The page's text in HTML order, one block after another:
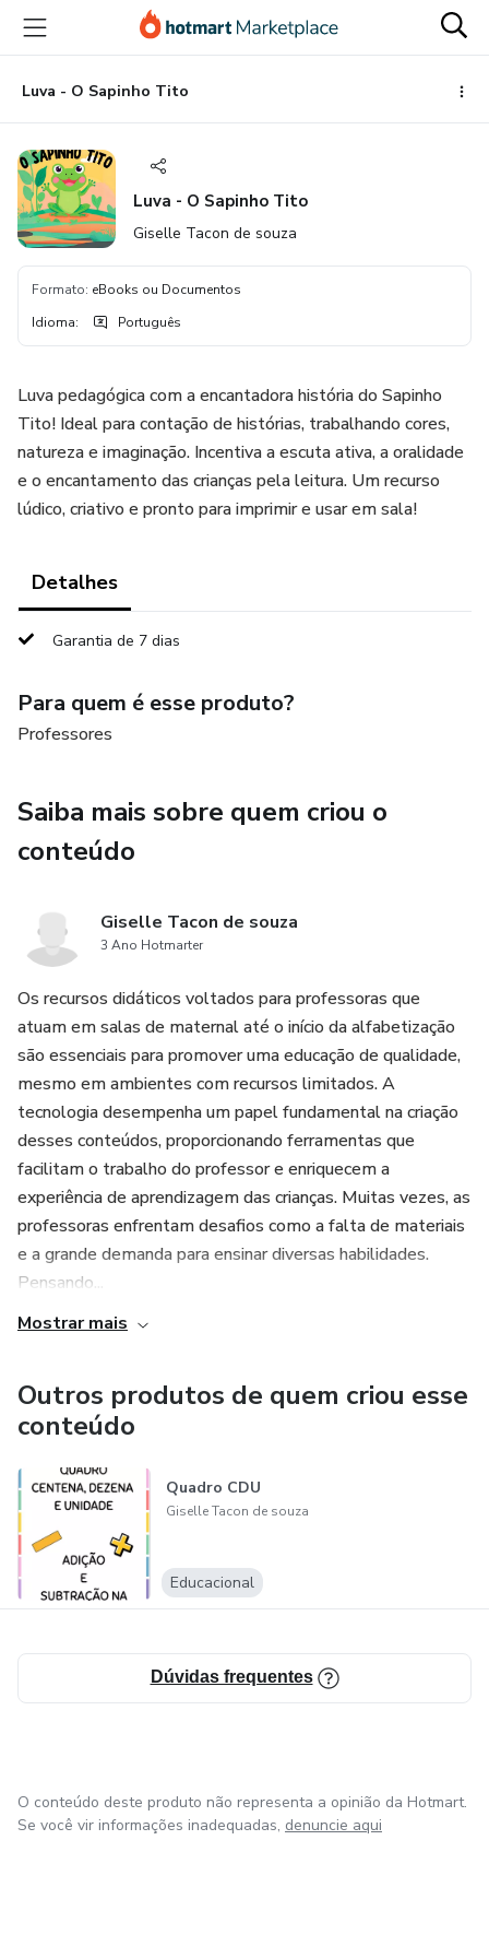
para
conteúdo
principal
para
pagamento
para
rodapé
Luva - O Sapinho Tito
Luva - O Sapinho Tito
Giselle Tacon de souza
Formato: eBooks ou Documentos
Idioma: Português
Luva pedagógica com a encantadora história do Sapinho
Tito! Ideal para contação de histórias, trabalhando cores,
natureza e imaginação. Incentiva a escuta ativa, a oralidade
e o encantamento das crianças pela leitura. Um recurso
lúdico, criativo e pronto para imprimir e usar em sala!
Detalhes
Garantia de 7 dias
Para quem é esse produto?
Professores
Saiba mais sobre quem criou o
conteúdo
Giselle Tacon de souza
3 Ano Hotmarter
Os recursos didáticos voltados para professoras que
atuam em salas de maternal até o início da alfabetização
são essenciais para promover uma educação de qualidade,
mesmo em ambientes com recursos limitados. A
tecnologia desempenha um papel fundamental na criação
desses conteúdos, proporcionando ferramentas que
facilitam o trabalho do professor e enriquecem a
experiência de aprendizagem das crianças. Muitas vezes, as
professoras enfrentam desafios como a falta de materiais
e a grande demanda para ensinar diversas habilidades.
Pensando...
Mostrar mais
Outros produtos de quem criou esse
conteúdo
Quadro CDU
Giselle Tacon de souza
Educacional
Dúvidas frequentes
O conteúdo deste produto não representa a opinião da Hotmart.
Se você vir informações inadequadas, denuncie aqui